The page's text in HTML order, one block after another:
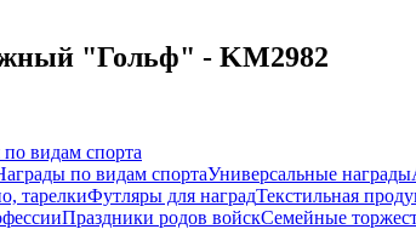
"Гольф" - KM2982
видам спорта
по видам спортаУниверсальные награды
тарелкиФутляры для наградТекстильная
Праздники родов войскСемейные